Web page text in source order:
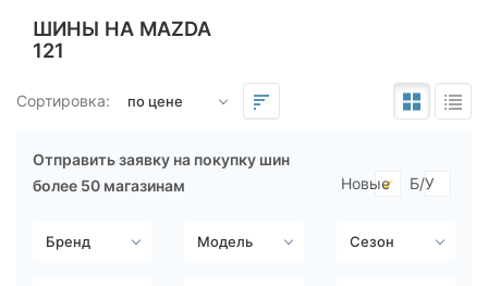
ШИНЫ НА MAZDA
121
Сортировка:
Отправить заявку на покупку шин
более 50 магазинам
Новые Б/У
от
Сезон